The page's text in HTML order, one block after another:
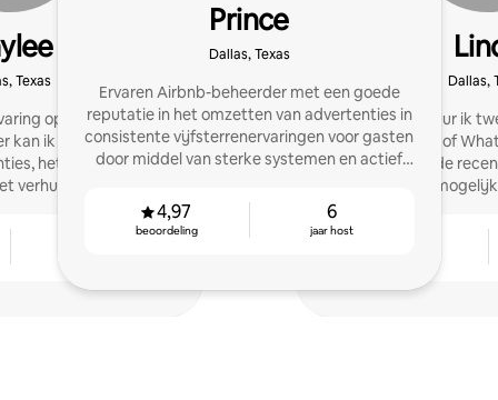
Texas
op het gebied van
kan ik je helpen bij het
het ontwerpen van
verhuren van
hogere inkomsten.
Prince
Dallas, Texas
Ervaren Airbnb-beheerder met een goede
reputatie in het omzetten van advertenties in
consistente vijfsterrenervaringen voor gasten
door middel van sterke systemen en actief
4,97
beoordeling
6
jaar host
Dallas,
Sinds 2017 verhuur ik
zien op 'House of What'). Nu help ik
hosts om lovende
hun